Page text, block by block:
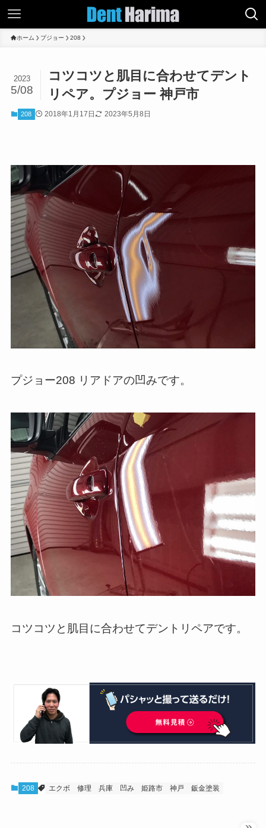
ホーム プジョー 208
コツコツと肌目に合わせてデント
リペア。プジョー 神戸市
2023
5/08
208 2018年1月17日 2023年5月8日
プジョー208 リアドアの凹みです。
コツコツと肌目に合わせてデントリペアです。
208 エクボ 修理 兵庫 凹み 姫路市 神戸 鈑金塗装